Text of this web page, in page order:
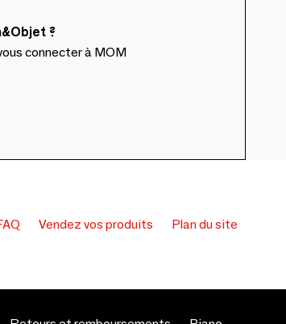
?
connecter à MOM
Vendez vos produits Plan du site